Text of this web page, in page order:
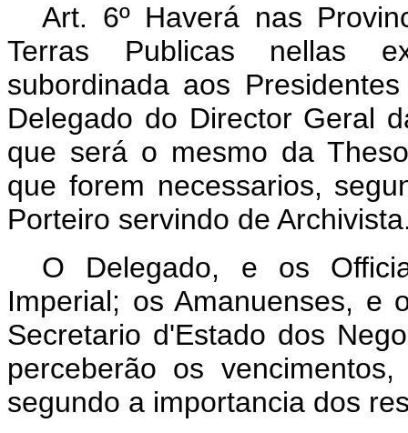
Art. 6º Haverá nas
Terras Publicas nellas
subordinada aos
Delegado do Director Geral
que será o mesmo da
que forem necessarios,
Porteiro servindo de
O Delegado, e os
Imperial; os Amanuenses, e
Secretario d'Estado dos
perceberão os
segundo a importancia dos